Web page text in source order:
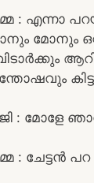
: എന്നാ
മോനും
: മോളേ
: ചേട്ടൻ പറ